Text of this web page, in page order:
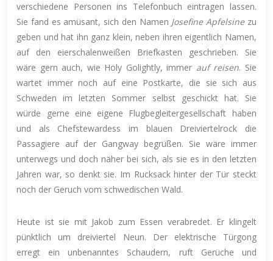
verschiedene Personen ins Telefonbuch eintragen lassen.
Sie fand es amüsant, sich den Namen Josefine Apfelsinezu
geben und hat ihn ganz klein, neben ihren eigentlich Namen,
auf den eierschalenweißen Briefkasten geschrieben. Sie
wäre gern auch, wie Holy Golightly, immer auf reisen. Sie
wartet immer noch auf eine Postkarte, die sie sich aus
Schweden im letzten Sommer selbst geschickt hat. Sie
würde gerne eine eigene Flugbegleitergesellschaft haben
und als Chefstewardess im blauen Dreiviertelrock die
Passagiere auf der Gangway begrüßen. Sie wäre immer
unterwegs und doch näher bei sich, als sie es in den letzten
Jahren war, so denkt sie. Im Rucksack hinter der Tür steckt
noch der Geruch vom schwedischen Wald.
Heute ist sie mit Jakob zum Essen verabredet. Er klingelt
pünktlich um dreiviertel Neun. Der elektrische Türgong
erregt ein unbenanntes Schaudern, ruft Gerüche und